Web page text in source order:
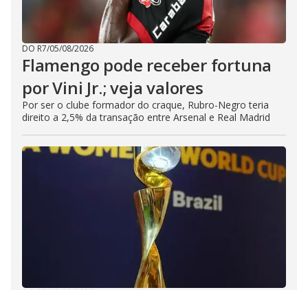
DO R7/05/08/2026
Flamengo pode receber fortuna
por Vini Jr.; veja valores
Por ser o clube formador do craque, Rubro-Negro teria
direito a 2,5% da transação entre Arsenal e Real Madrid